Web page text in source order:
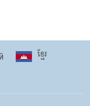
ខ្មែរ